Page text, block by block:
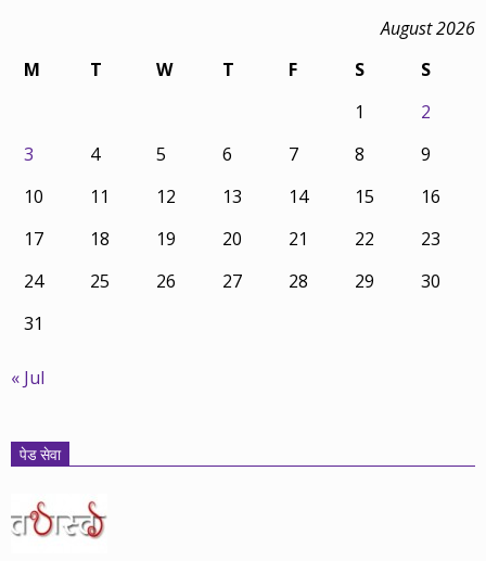
August 2026
M
T W T F S
S
1
2
3
4 5 6 7 8
9
10
11 12 13 14 15
16
17
18 19 20 21 22
23
24
25 26 27 28 29
30
31
« Jul
पेड सेवा